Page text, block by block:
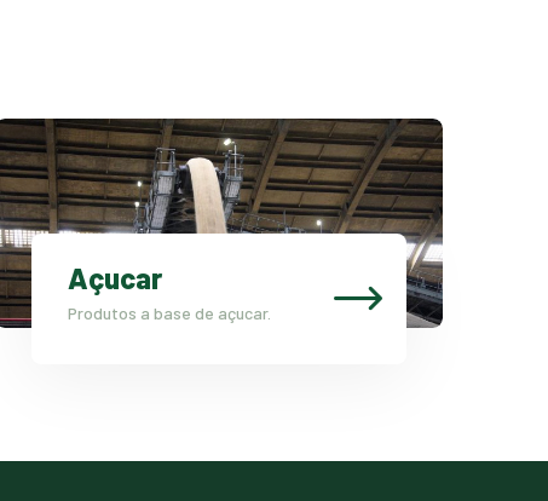
Açucar
Produtos a base de açucar.